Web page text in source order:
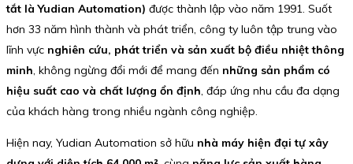
tắt là Yudian Automation) được thành lập vào năm 1991. Suốt
hơn 33 năm hình thành và phát triển, công ty luôn tập trung vào
lĩnh vực nghiên cứu, phát triển và sản xuất bộ điều nhiệt thông
minh , không ngừng đổi mới để mang đến những sản phẩm có
hiệu suất cao và chất lượng ổn định , đáp ứng nhu cầu đa dạng
của khách hàng trong nhiều ngành công nghiệp.
Hiện nay, Yudian Automation sở hữu nhà máy hiện đại tự xây